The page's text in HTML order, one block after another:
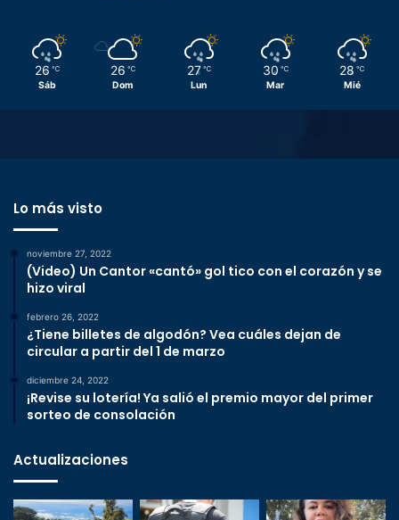
26 ℃
Sáb
26 ℃
Dom
27 ℃
Lun
30 ℃
Mar
28 ℃
Mié
Lo más visto
noviembre 27, 2022
(Video) Un Cantor «cantó» gol tico con el corazón y se
hizo viral
febrero 26, 2022
¿Tiene billetes de algodón? Vea cuáles dejan de
circular a partir del 1 de marzo
diciembre 24, 2022
¡Revise su lotería! Ya salió el premio mayor del primer
sorteo de consolación
Actualizaciones